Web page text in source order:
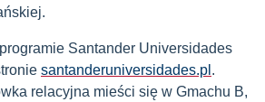
Santander Universidades
santanderuniversidades.pl .
relacyjna mieści się w Gmachu B,